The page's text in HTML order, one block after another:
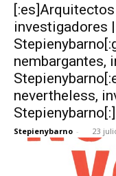
investigadores |
nembargantes,
nevertheless,
Stepienybarno[:]
Stepienybarno - 23